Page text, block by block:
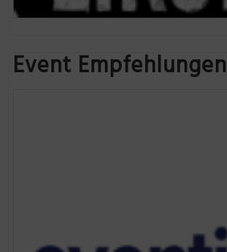
Event Empfehlungen